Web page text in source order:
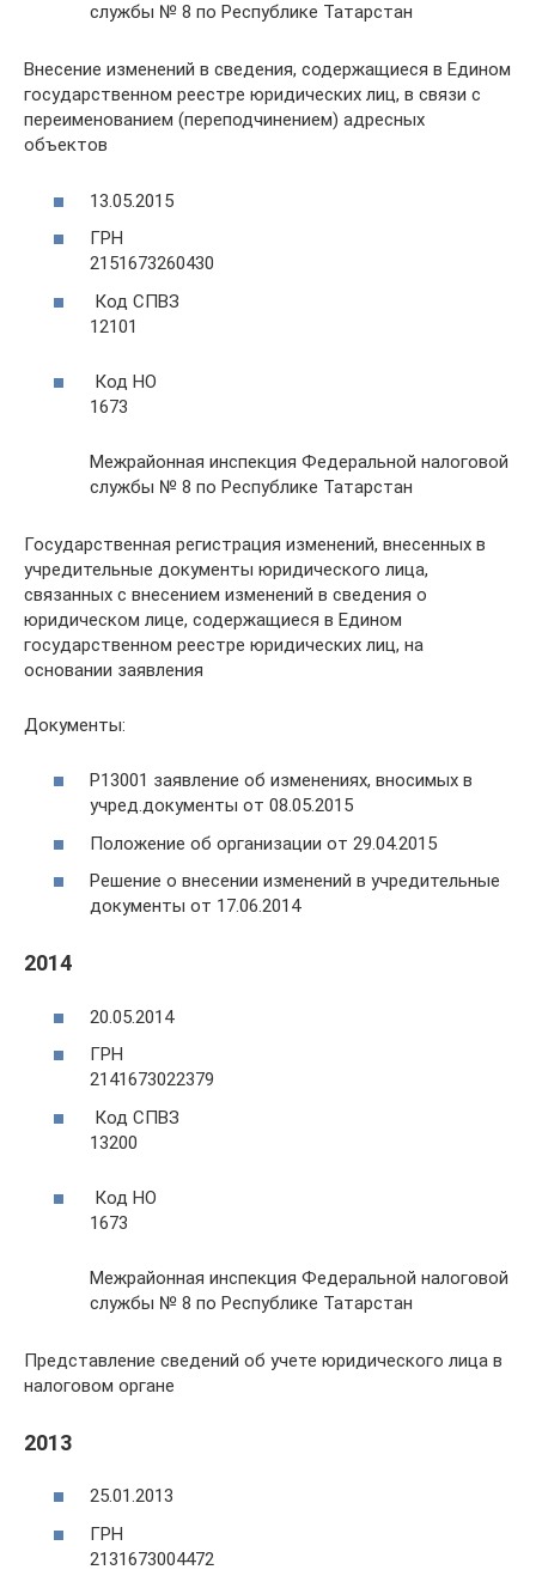
службы № 8 по Республике Татарстан
Внесение изменений в сведения, содержащиеся в Едином
государственном реестре юридических лиц, в связи с
переименованием (переподчинением) адресных
объектов
13.05.2015
ГРН
2151673260430
Код СПВЗ
12101
Код НО
1673
Межрайонная инспекция Федеральной налоговой
службы № 8 по Республике Татарстан
Государственная регистрация изменений, внесенных в
учредительные документы юридического лица,
связанных с внесением изменений в сведения о
юридическом лице, содержащиеся в Едином
государственном реестре юридических лиц, на
основании заявления
Документы:
Р13001 заявление об изменениях, вносимых в
учред.документы от 08.05.2015
Положение об организации от 29.04.2015
Решение о внесении изменений в учредительные
документы от 17.06.2014
2014
20.05.2014
ГРН
2141673022379
Код СПВЗ
13200
Код НО
1673
Межрайонная инспекция Федеральной налоговой
службы № 8 по Республике Татарстан
Представление сведений об учете юридического лица в
налоговом органе
2013
25.01.2013
ГРН
2131673004472